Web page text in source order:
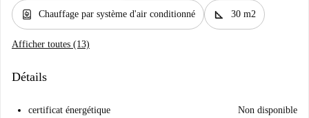
water_heater Chauffage par système d'air conditionné square_foot 30 m2
Afficher toutes (13)
Détails
certificat énergétique
Non disponible